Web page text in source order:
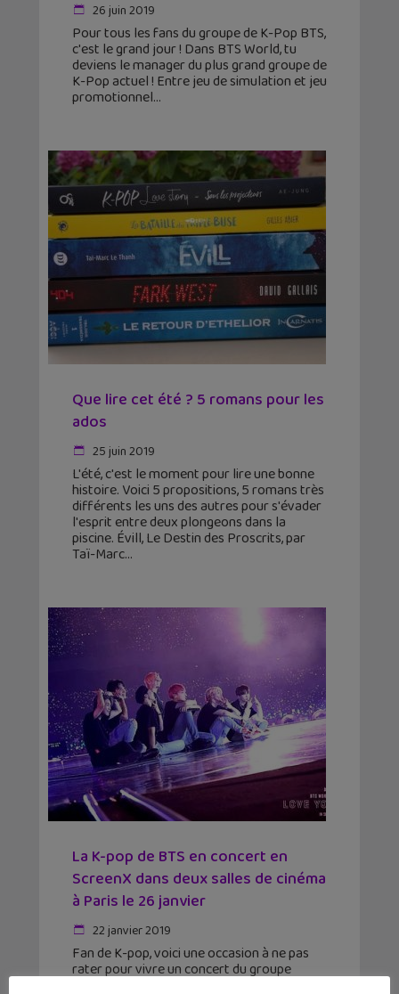
26 juin 2019
Pour tous les fans du groupe de K-Pop BTS,
c'est le grand jour ! Dans BTS World, tu
deviens le manager du plus grand groupe de
K-Pop actuel ! Entre jeu de simulation et jeu
promotionnel
Que lire cet été ? 5 romans pour les
ados
25 juin 2019
L'été, c'est le moment pour lire une bonne
histoire. Voici 5 propositions, 5 romans très
différents les uns des autres pour s'évader
l'esprit entre deux plongeons dans la
piscine. Évill, Le Destin des Proscrits, par
Taï-Marc
La K-pop de BTS en concert en
ScreenX dans deux salles de cinéma
à Paris le 26 janvier
22 janvier 2019
Fan de K-pop, voici une occasion à ne pas
rater pour vivre un concert du groupe